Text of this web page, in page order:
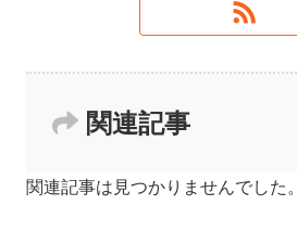
関連記事
関連記事は見つかりませんでした。